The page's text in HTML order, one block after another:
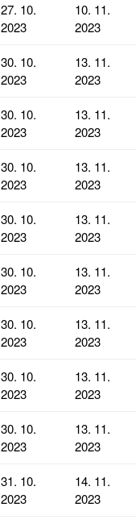
27. 10.
2023
10. 11.
2023
30. 10.
2023
13. 11.
2023
30. 10.
2023
13. 11.
2023
30. 10.
2023
13. 11.
2023
30. 10.
2023
13. 11.
2023
30. 10.
2023
13. 11.
2023
30. 10.
2023
13. 11.
2023
30. 10.
2023
13. 11.
2023
30. 10.
2023
13. 11.
2023
31. 10.
2023
14. 11.
2023